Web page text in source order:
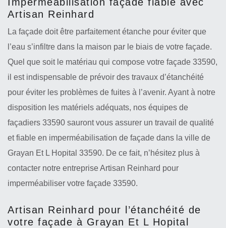
Artisan Reinhard
La façade doit être parfaitement étanche pour éviter que
l’eau s’infiltre dans la maison par le biais de votre façade.
Quel que soit le matériau qui compose votre façade 33590,
il est indispensable de prévoir des travaux d’étanchéité
pour éviter les problèmes de fuites à l’avenir. Ayant à notre
disposition les matériels adéquats, nos équipes de
façadiers 33590 sauront vous assurer un travail de qualité
et fiable en imperméabilisation de façade dans la ville de
Grayan Et L Hopital 33590. De ce fait, n’hésitez plus à
contacter notre entreprise Artisan Reinhard pour
imperméabiliser votre façade 33590.
Artisan Reinhard pour l’étanchéité de
votre façade à Grayan Et L Hopital